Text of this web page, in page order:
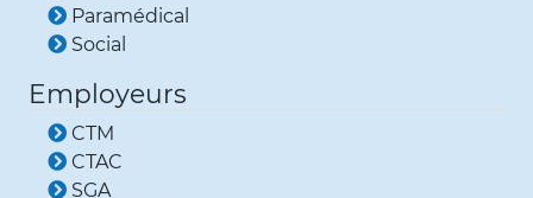
Paramédical
Social
Employeurs
CTM
CTAC
SGA